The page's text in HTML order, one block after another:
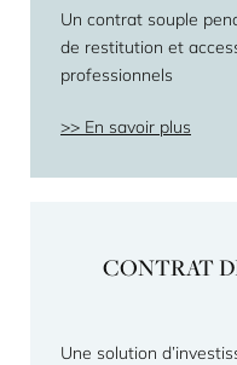
Un contrat souple
de restitution et
professionnels
En savoir plus
CONTRAT
Une solution